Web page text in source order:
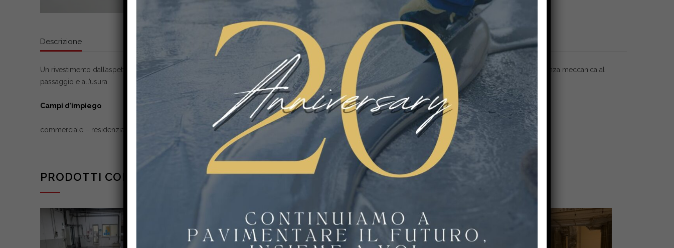
Descrizione
Un rivestimento dall’aspetto industriale, materico e naturale, ideale su ampie superfici come capannoni, sistema di realizzazione rapido con una ottima resistenza meccanica al
passaggio e all’usura.
Campi d’impiego
commerciale – residenziale – industriale
PRODOTTI CORRELATI